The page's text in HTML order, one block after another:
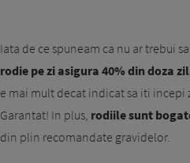
Iata de ce spuneam ca nu ar trebui
rodie pe zi asigura 40% din doza
e mai mult decat indicat sa iti incepi
Garantat! In plus, rodiile sunt
din plin recomandate gravidelor.